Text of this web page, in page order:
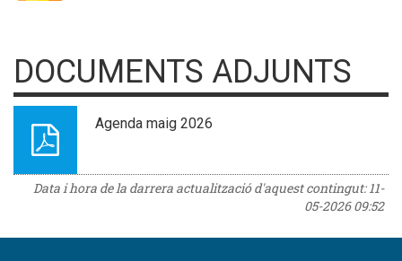
DOCUMENTS ADJUNTS
Agenda maig 2026
Data i hora de la darrera actualització d'aquest contingut:11-
05-2026 09:52